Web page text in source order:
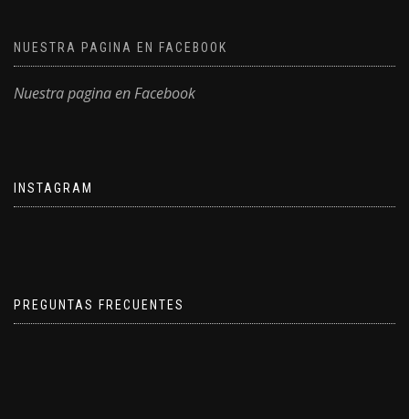
NUESTRA PAGINA EN FACEBOOK
Nuestra pagina en Facebook
INSTAGRAM
PREGUNTAS FRECUENTES